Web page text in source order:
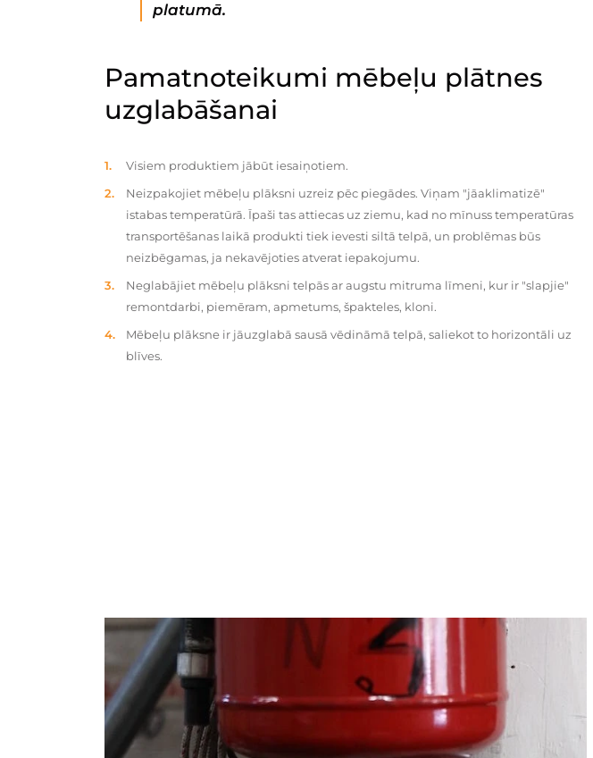
platumā.
Pamatnoteikumi mēbeļu plātnes
uzglabāšanai
Visiem produktiem jābūt iesaiņotiem.
Neizpakojiet mēbeļu plāksni uzreiz pēc piegādes. Viņam "jāaklimatizē"
istabas temperatūrā. Īpaši tas attiecas uz ziemu, kad no mīnuss temperatūras
transportēšanas laikā produkti tiek ievesti siltā telpā, un problēmas būs
neizbēgamas, ja nekavējoties atverat iepakojumu.
Neglabājiet mēbeļu plāksni telpās ar augstu mitruma līmeni, kur ir "slapjie"
remontdarbi, piemēram, apmetums, špakteles, kloni.
Mēbeļu plāksne ir jāuzglabā sausā vēdināmā telpā, saliekot to horizontāli uz
blīves.